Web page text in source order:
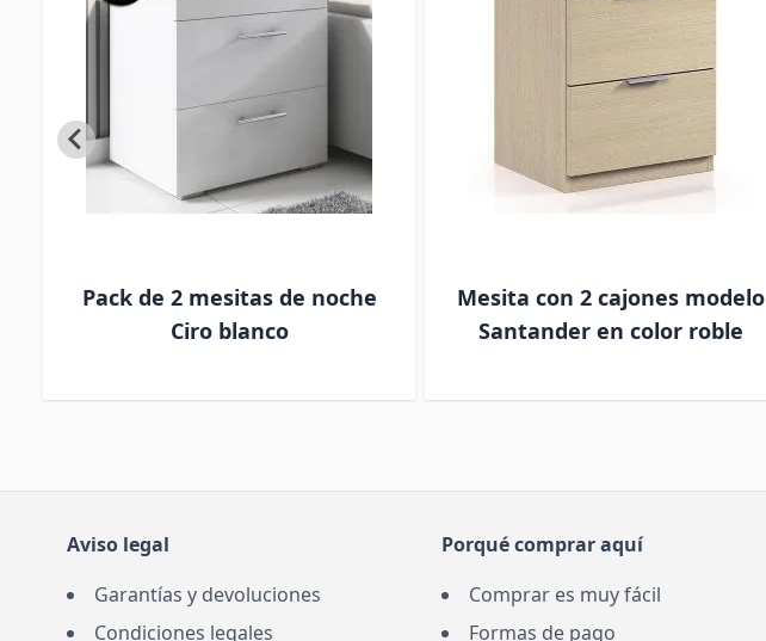
Pack de 2 mesitas de noche
Ciro blanco
Mesita con 2 cajones modelo
Santander en color roble
Aviso legal
Garantías y devoluciones
Condiciones legales
Porqué comprar aquí
Comprar es muy fácil
Formas de pago